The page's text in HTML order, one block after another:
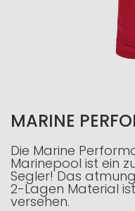
MARINE
Die Marine
Marinepool ist ein
Segler! Das
2-Lagen Material
versehen.